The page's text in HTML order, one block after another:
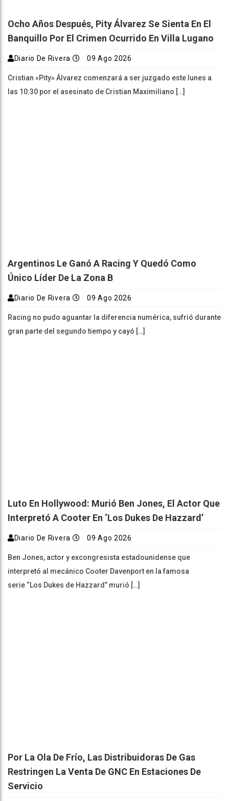
Ocho Años Después, Pity Álvarez Se Sienta En El
Banquillo Por El Crimen Ocurrido En Villa Lugano
Diario De Rivera 09 Ago 2026
Cristian «Pity» Álvarez comenzará a ser juzgado este lunes a
las 10:30 por el asesinato de Cristian Maximiliano […]
Argentinos Le Ganó A Racing Y Quedó Como
Único Líder De La Zona B
Diario De Rivera 09 Ago 2026
Racing no pudo aguantar la diferencia numérica, sufrió durante
gran parte del segundo tiempo y cayó […]
Luto En Hollywood: Murió Ben Jones, El Actor Que
Interpretó A Cooter En ‘Los Dukes De Hazzard’
Diario De Rivera 09 Ago 2026
Ben Jones, actor y excongresista estadounidense que
interpretó al mecánico Cooter Davenport en la famosa
serie “Los Dukes de Hazzard” murió […]
Por La Ola De Frío, Las Distribuidoras De Gas
Restringen La Venta De GNC En Estaciones De
Servicio